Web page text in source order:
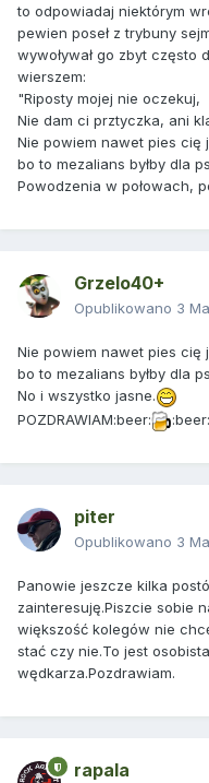
to odpowiadaj niektórym
pewien poseł z trybuny
wywoływał go zbyt często
wierszem:
"Riposty mojej nie oczekuj,
Nie dam ci prztyczka, ani
Nie powiem nawet pies cię
bo to mezalians byłby dla
Powodzenia w połowach,
Grzelo40+
Opublikowano 3
Nie powiem nawet pies cię
bo to mezalians byłby dla
No i wszystko jasne.
POZDRAWIAM:beer:
:beer:
piter
Opublikowano 3
Panowie jeszcze kilka
zainteresuję.Piszcie sobie
większość kolegów nie
stać czy nie.To jest
wędkarza.Pozdrawiam.
rapala